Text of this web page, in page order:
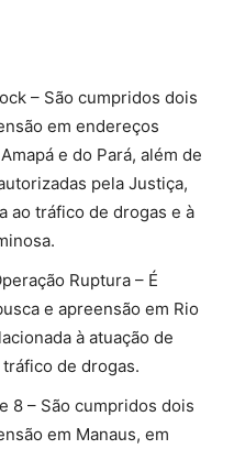
– São cumpridos dois
em endereços
e do Pará, além de
pela Justiça,
ao tráfico de drogas e à
Ruptura – É
e apreensão em Rio
à atuação de
de drogas.
8 – São cumpridos dois
em Manaus, em